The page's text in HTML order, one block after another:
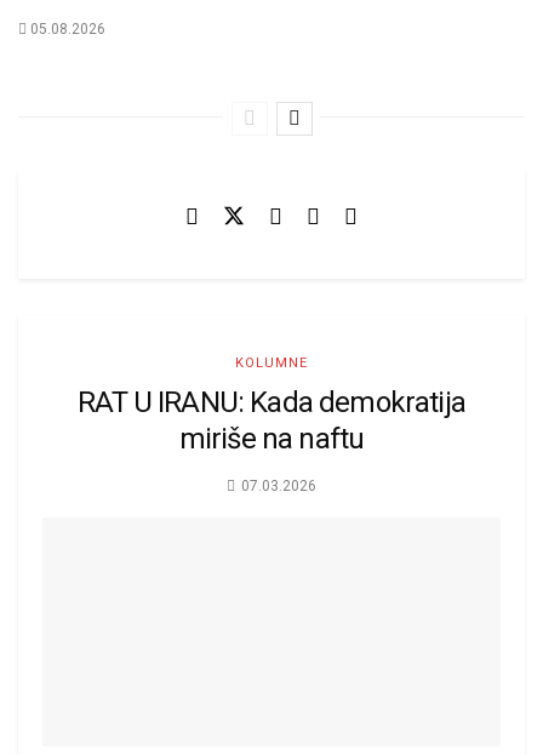
05.08.2026
KOLUMNE
RAT U IRANU: Kada demokratija
miriše na naftu
07.03.2026